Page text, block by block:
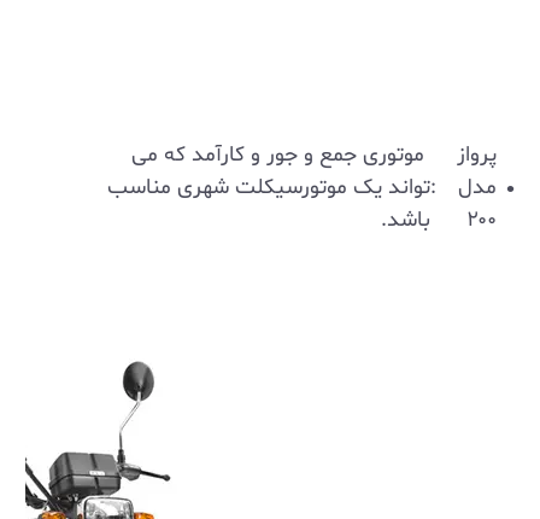
پرواز
مدل
۲۰۰
:
موتوری جمع و جور و کارآمد که می
تواند یک موتورسیکلت شهری مناسب
باشد.